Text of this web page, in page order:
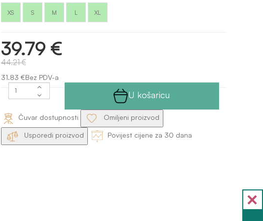
XS S M L XL
39.79 €
44.21 €
31.83 €Bez PDV-a
U košaricu
Čuvar dostupnosti Omiljeni proizvod
Usporedi proizvod Povijest cijene za 30 dana